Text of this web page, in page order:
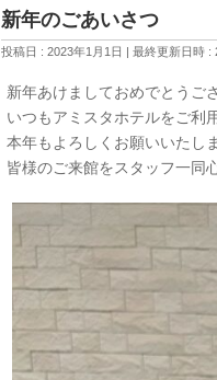
新年のごあいさつ
投稿日 : 2023年1月1日 最終更新日時 :
新年あけましておめでとうご
いつもアミスタホテルをご利
本年もよろしくお願いいたし
皆様のご来館をスタッフ一同